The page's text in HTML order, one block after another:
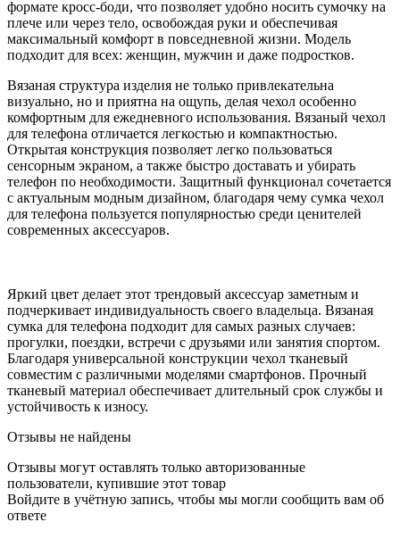
формате кросс-боди, что позволяет удобно носить сумочку на
плече или через тело, освобождая руки и обеспечивая
максимальный комфорт в повседневной жизни. Модель
подходит для всех: женщин, мужчин и даже подростков.
Вязаная структура изделия не только привлекательна
визуально, но и приятна на ощупь, делая чехол особенно
комфортным для ежедневного использования. Вязаный чехол
для телефона отличается легкостью и компактностью.
Открытая конструкция позволяет легко пользоваться
сенсорным экраном, а также быстро доставать и убирать
телефон по необходимости. Защитный функционал сочетается
с актуальным модным дизайном, благодаря чему сумка чехол
для телефона пользуется популярностью среди ценителей
современных аксессуаров.
Яркий цвет делает этот трендовый аксессуар заметным и
подчеркивает индивидуальность своего владельца. Вязаная
сумка для телефона подходит для самых разных случаев:
прогулки, поездки, встречи с друзьями или занятия спортом.
Благодаря универсальной конструкции чехол тканевый
совместим с различными моделями смартфонов. Прочный
тканевый материал обеспечивает длительный срок службы и
устойчивость к износу.
Отзывы не найдены
Отзывы могут оставлять только авторизованные
пользователи, купившие этот товар
Войдите в учётную запись, чтобы мы могли сообщить вам об
ответе